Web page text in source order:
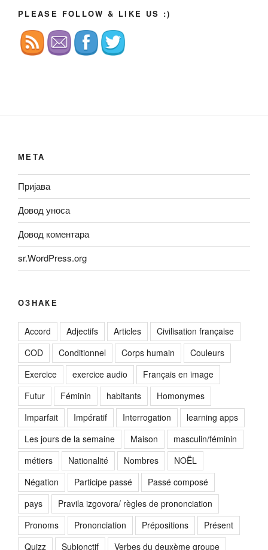
PLEASE FOLLOW & LIKE US :)
МЕТА
Пријава
Довод уноса
Довод коментара
sr.WordPress.org
ОЗНАКЕ
Accord Adjectifs Articles
Civilisation française
COD
Conditionnel Corps humain
Couleurs
Exercice
exercice audio
Français en image
Futur
Féminin habitants
Homonymes
Imparfait
Impératif Interrogation
learning apps
Les jours de la semaine
Maison
masculin/féminin
métiers
Nationalité Nombres
NOËL
Négation
Participe passé
Passé composé
pays
Pravila izgovora/ règles de prononciation
Pronoms
Prononciation Prépositions
Présent
Quizz
Subjonctif Verbes du deuxème groupe